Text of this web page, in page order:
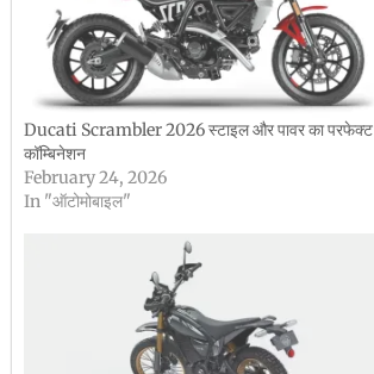
Ducati Scrambler 2026 स्टाइल और पावर का परफेक्ट
कॉम्बिनेशन
February 24, 2026
In "ऑटोमोबाइल"